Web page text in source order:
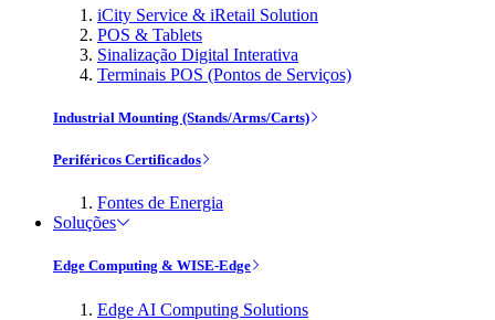
iCity Service & iRetail Solution
POS & Tablets
Sinalização Digital Interativa
Terminais POS (Pontos de Serviços)
Industrial Mounting (Stands/Arms/Carts)
Periféricos Certificados
Fontes de Energia
Soluções
Edge Computing & WISE-Edge
Edge AI Computing Solutions